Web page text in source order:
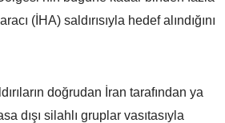
(İHA) saldırısıyla hedef alındığını
doğrudan İran tarafından ya
dışı silahlı gruplar vasıtasıyla